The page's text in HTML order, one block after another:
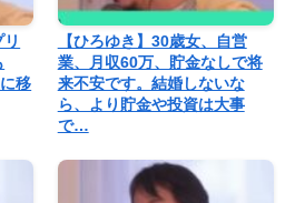
移
【ひろゆき】30歳女、自営
業、月収60万、貯金なしで将
来不安です。結婚しないな
ら、より貯金や投資は大事
で…